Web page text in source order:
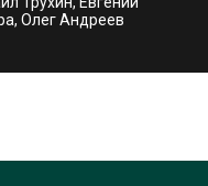
Олег Андреев